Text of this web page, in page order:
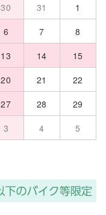
30 31
1
6 7
8
13 14
15
20 21
22
27 28
29
3 4 5